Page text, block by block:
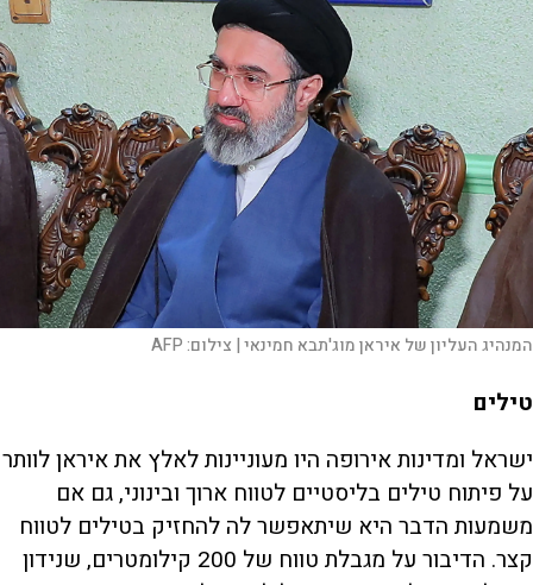
המנהיג העליון של איראן מוג'תבא חמינאי | צילום:AFP
טילים
ישראל ומדינות אירופה היו מעוניינות לאלץ את איראן לוותר
על פיתוח טילים בליסטיים לטווח ארוך ובינוני, גם אם
משמעות הדבר היא שיתאפשר לה להחזיק בטילים לטווח
קצר. הדיבור על מגבלת טווח של 200 קילומטרים, שנידון